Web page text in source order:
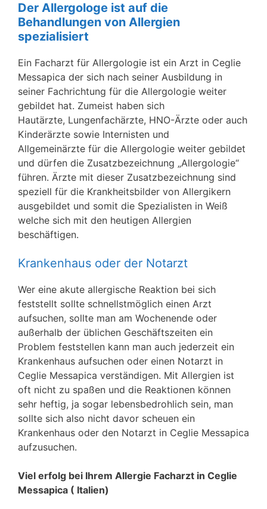
Der Allergologe ist auf die
Behandlungen von Allergien
spezialisiert
Ein Facharzt für Allergologie ist ein Arzt in Ceglie
Messapica der sich nach seiner Ausbildung in
seiner Fachrichtung für die Allergologie weiter
gebildet hat. Zumeist haben sich
Hautärzte, Lungenfachärzte, HNO-Ärzte oder auch
Kinderärzte sowie Internisten und
Allgemeinärzte für die Allergologie weiter gebildet
und dürfen die Zusatzbezeichnung „Allergologie“
führen. Ärzte mit dieser Zusatzbezeichnung sind
speziell für die Krankheitsbilder von Allergikern
ausgebildet und somit die Spezialisten in Weiß
welche sich mit den heutigen Allergien
beschäftigen.
Krankenhaus oder der Notarzt
Wer eine akute allergische Reaktion bei sich
feststellt sollte schnellstmöglich einen Arzt
aufsuchen, sollte man am Wochenende oder
außerhalb der üblichen Geschäftszeiten ein
Problem feststellen kann man auch jederzeit ein
Krankenhaus aufsuchen oder einen Notarzt in
Ceglie Messapica verständigen. Mit Allergien ist
oft nicht zu spaßen und die Reaktionen können
sehr heftig, ja sogar lebensbedrohlich sein, man
sollte sich also nicht davor scheuen ein
Krankenhaus oder den Notarzt in Ceglie Messapica
aufzusuchen.
Viel erfolg bei Ihrem Allergie Facharzt in Ceglie
Messapica ( Italien)